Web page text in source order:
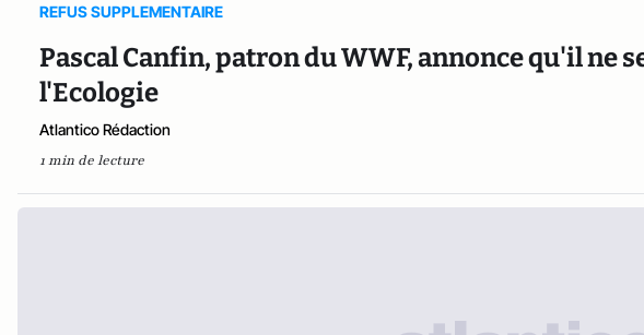
REFUS SUPPLEMENTAIRE
Pascal Canfin, patron du WWF, annonce qu'il ne
l'Ecologie
Atlantico Rédaction
1 min de lecture